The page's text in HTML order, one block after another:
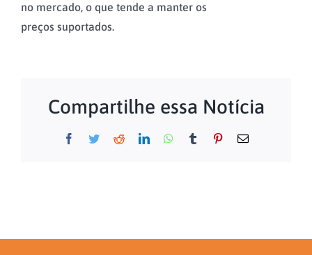
no mercado, o que tende a manter os
preços suportados.
Compartilhe essa Notícia
Facebook
TwitterRedditLinkedInWhatsApp
Tumblr Pinterest
E-